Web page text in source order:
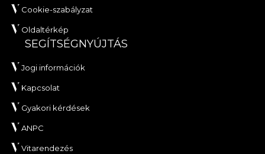
Cookie-szabályzat
Oldaltérkép
SEGÍTSÉGNYÚJTÁS
Jogi információk
Kapcsolat
Gyakori kérdések
ANPC
Vitarendezés